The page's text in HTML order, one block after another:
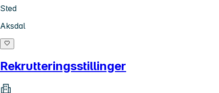
Sted
Aksdal
Rekrutteringsstillinger